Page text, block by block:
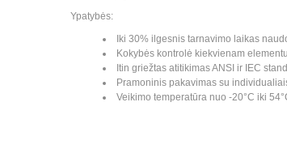
Ypatybės:
Iki 30% ilgesnis tarnavimo laikas
Kokybės kontrolė kiekvienam
Itin griežtas atitikimas ANSI ir IEC
Pramoninis pakavimas su
Veikimo temperatūra nuo -20°C iki